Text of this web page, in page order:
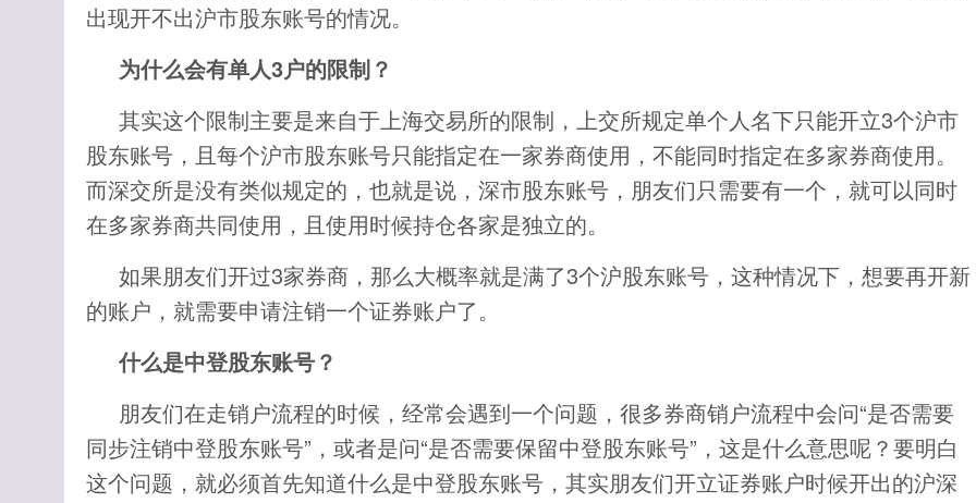
出现开不出沪市股东账号的情况。
为什么会有单人3户的限制？
其实这个限制主要是来自于上海交易所的限制，上交所规定单个人名下只能开立3个沪市
股东账号，且每个沪市股东账号只能指定在一家券商使用，不能同时指定在多家券商使用。
而深交所是没有类似规定的，也就是说，深市股东账号，朋友们只需要有一个，就可以同时
在多家券商共同使用，且使用时候持仓各家是独立的。
如果朋友们开过3家券商，那么大概率就是满了3个沪股东账号，这种情况下，想要再开新
的账户，就需要申请注销一个证券账户了。
什么是中登股东账号？
朋友们在走销户流程的时候，经常会遇到一个问题，很多券商销户流程中会问“是否需要
同步注销中登股东账号”，或者是问“是否需要保留中登股东账号”，这是什么意思呢？要明白
这个问题，就必须首先知道什么是中登股东账号，其实朋友们开立证券账户时候开出的沪深